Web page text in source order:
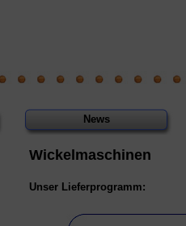
News
Wickelmaschinen
Unser Lieferprogramm: